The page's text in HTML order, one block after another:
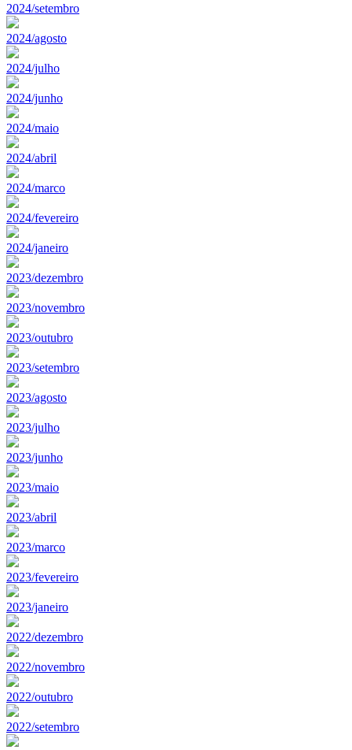
2024/setembro
2024/agosto
2024/julho
2024/junho
2024/maio
2024/abril
2024/marco
2024/fevereiro
2024/janeiro
2023/dezembro
2023/novembro
2023/outubro
2023/setembro
2023/agosto
2023/julho
2023/junho
2023/maio
2023/abril
2023/marco
2023/fevereiro
2023/janeiro
2022/dezembro
2022/novembro
2022/outubro
2022/setembro